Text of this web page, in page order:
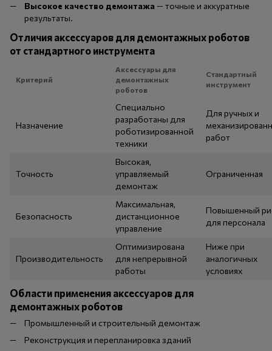
Высокое качество демонтажа — точные и аккуратные
результаты.
Отличия аксессуаров для демонтажных роботов
от стандартного инструмента
Критерий
Аксессуары для
демонтажных
роботов
Стандартный
инструмент
Назначение
Специально
разработаны для
роботизированной
техники
Для ручных и
работ
Точность
Высокая,
управляемый
демонтаж
Ограниченная
Безопасность
Максимальная,
дистанционное
управление
Повышенный
для персонала
Производительность
Оптимизирована
для непрерывной
работы
Ниже при
аналогичных
условиях
Области применения аксессуаров для
демонтажных роботов
Промышленный и строительный демонтаж
Реконструкция и перепланировка зданий